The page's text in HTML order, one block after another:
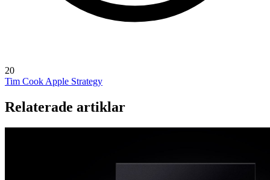
20
Tim Cook Apple Strategy
Relaterade artiklar